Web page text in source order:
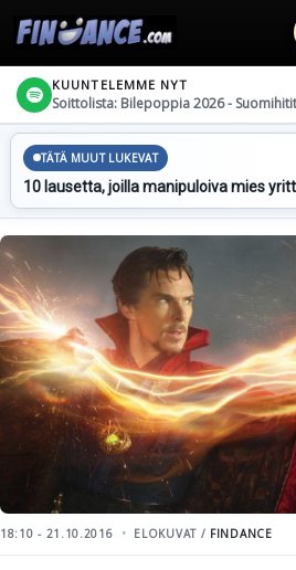
KUUNTELEMME NYT
Soittolista: Bilepoppia 2026 - Suomihitit
TÄTÄ MUUT LUKEVAT
10 lausetta, joilla manipuloiva mies
18:10 - 21.10.2016 ELOKUVAT / FINDANCE